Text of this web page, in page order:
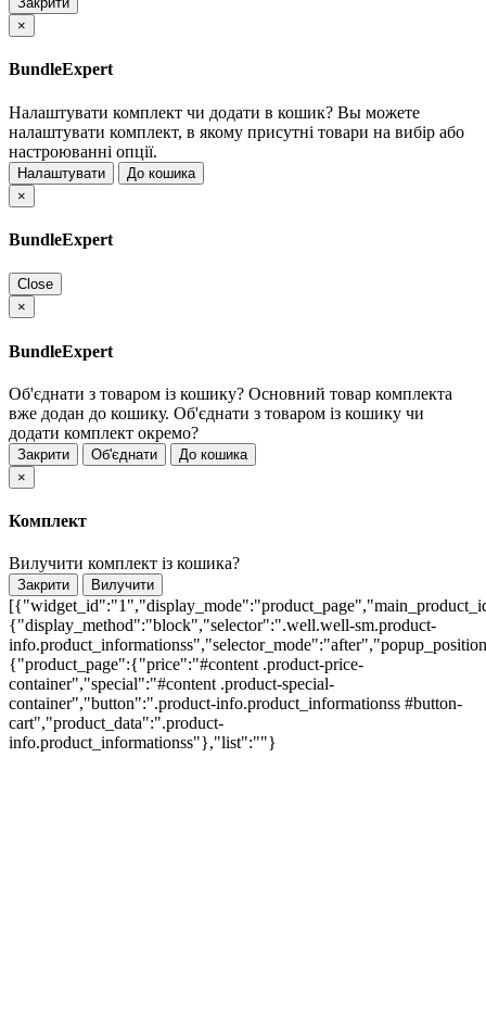
×
BundleExpert
Налаштувати комплект чи додати в кошик? Вы можете
налаштувати комплект, в якому присутні товари на вибір або
настроюванні опції.
Налаштувати
До кошика
×
BundleExpert
Close
×
BundleExpert
Об'єднати з товаром із кошику? Основний товар комплекта
вже додан до кошику. Об'єднати з товаром із кошику чи
додати комплект окремо?
Закрити Об'єднати
До кошика
×
Комплект
Вилучити комплект із кошика?
Закрити Вилучити
{"display_method":"block","selector":".well.well-sm.product-
{"product_page":{"price":"#content .product-price-
container","special":"#content .product-special-
container","button":".product-info.product_informationss #button-
cart","product_data":".product-
info.product_informationss"},"list":""}